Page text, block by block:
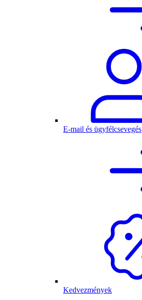
E-mail és ügyfélcsevegés
Kedvezmények